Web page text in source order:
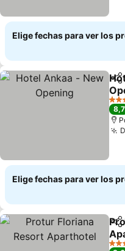
Elige fechas para ver los
4
8,7
Elige fechas para ver los
3